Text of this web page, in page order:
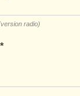
radio)